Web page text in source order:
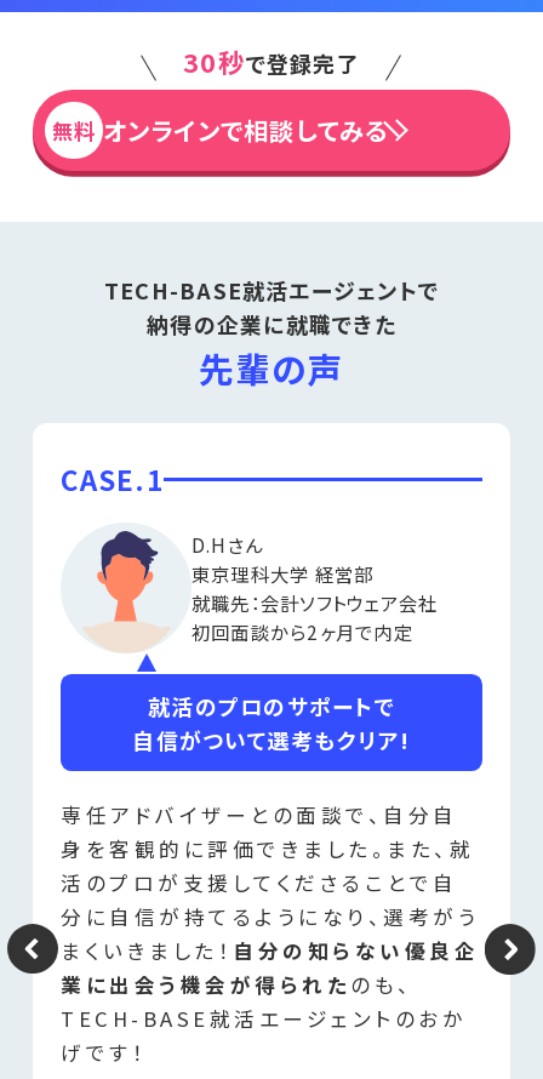
30秒で登録完了
無料 オンラインで相談してみる
TECH-BASE就活エージェントで
納得の企業に就職できた
先輩の声
CASE.1
D.Hさん
東京理科大学 経営部
就職先：会計ソフトウェア会社
初回面談から2ヶ月で内定
就活のプロのサポートで
自信がついて選考もクリア!
専任アドバイザーとの面談で、自分自
身を客観的に評価できました。また、就
活のプロが支援してくださることで自
分に自信が持てるようになり、選考がう
まくいきました！ 自分の知らない優良企
業に出会う機会が得られた のも、
TECH-BASE就活エージェントのおか
げです！